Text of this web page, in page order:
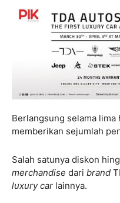
Berlangsung selama
memberikan sejumlah
Salah satunya diskon
merchandise dari brand
luxury car lainnya.